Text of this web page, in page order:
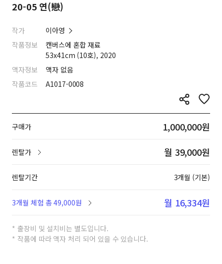
20-05 연(戀)
작가
이아영
작품정보
캔버스에 혼합 재료
53x41cm (10호), 2020
액자정보
액자 없음
작품코드
A1017-0008
구매가 1,000,000원
렌탈가 월 39,000원
렌탈기간 3개월 (기본)
3개월 체험 총 49,000원 월 16,334원
* 출장비 및 설치비는 별도입니다.
* 작품에 따라 액자 처리 되어 있을 수 있습니다.